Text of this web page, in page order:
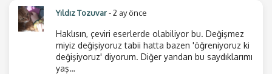
Yıldız Tozuvar- 2 ay önce
Haklısın, çeviri eserlerde olabiliyor bu. Değişmez
miyiz değişiyoruz tabii hatta bazen 'öğreniyoruz ki
değişiyoruz' diyorum. Diğer yandan bu saydıklarımı
yaş…